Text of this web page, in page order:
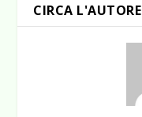
CIRCA L'AUTORE